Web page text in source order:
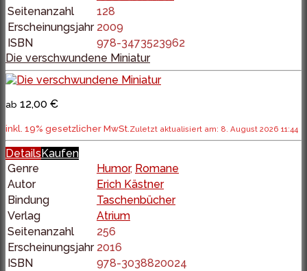
Seitenanzahl
128
Erscheinungsjahr 2009
ISBN
978-3473523962
Die verschwundene Miniatur
ab 12,00 €
inkl. 19% gesetzlicher MwSt.Zuletzt aktualisiert am: 8. August 2026 11:44
Details Kaufen
Genre
Humor, Romane
Autor
Erich Kästner
Bindung
Taschenbücher
Verlag
Atrium
Seitenanzahl
256
Erscheinungsjahr 2016
ISBN
978-3038820024